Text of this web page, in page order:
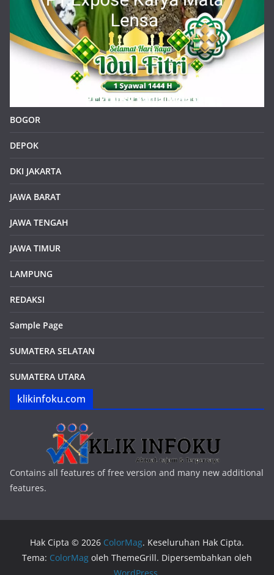
BOGOR
DEPOK
DKI JAKARTA
JAWA BARAT
JAWA TENGAH
JAWA TIMUR
LAMPUNG
REDAKSI
Sample Page
SUMATERA SELATAN
SUMATERA UTARA
klikinfoku.com
Contains all features of free version and many new additional
features.
Hak Cipta © 2026 ColorMag. Keseluruhan Hak Cipta.
Tema: ColorMag oleh ThemeGrill. Dipersembahkan oleh